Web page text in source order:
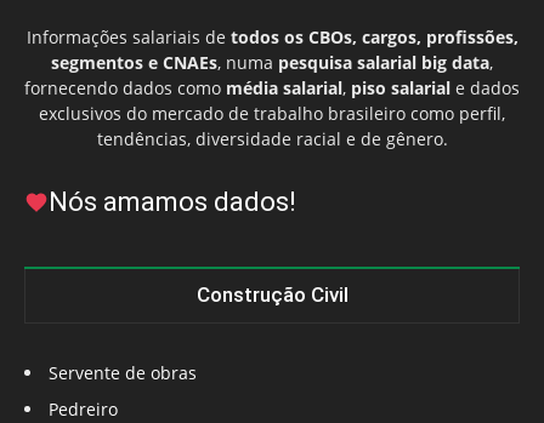
Informações salariais de todos os CBOs, cargos, profissões,
segmentos e CNAEs, numa pesquisa salarial big data,
fornecendo dados como média salarial, piso salarial e dados
exclusivos do mercado de trabalho brasileiro como perfil,
tendências, diversidade racial e de gênero.
Nós amamos dados!
Construção Civil
Servente de obras
Pedreiro